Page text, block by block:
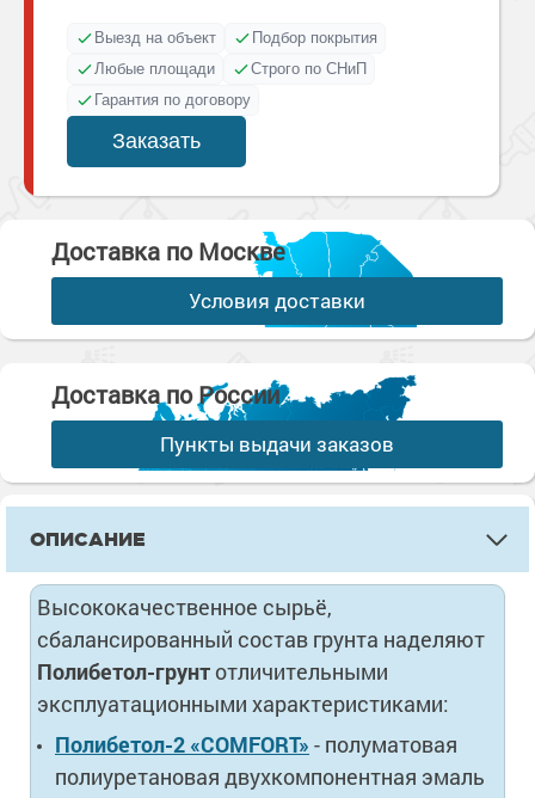
Выезд на объект
Подбор покрытия
Любые площади
Строго по СНиП
Гарантия по договору
Заказать
Доставка по Москве
Условия доставки
Доставка по России
Пункты выдачи заказов
ОПИСАНИЕ
Высококачественное сырьё,
сбалансированный состав грунта наделяют
Полибетол-грунт отличительными
эксплуатационными характеристиками:
Полибетол-2 «COMFORT» - полуматовая
полиуретановая двухкомпонентная эмаль